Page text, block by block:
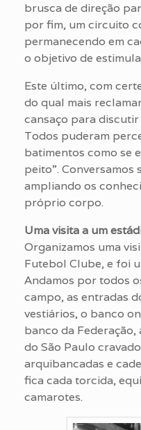
brusca de direção
por fim, um circuito
permanecendo em
o objetivo de
Este último, com
do qual mais
cansaço para
Todos puderam
batimentos como se
peito”. Conversamos
ampliando os
próprio corpo.
Uma visita a um
Organizamos uma
Futebol Clube, e foi
Andamos por todos
campo, as entradas
vestiários, o banco
banco da
do São Paulo
arquibancadas e
fica cada torcida,
camarotes.